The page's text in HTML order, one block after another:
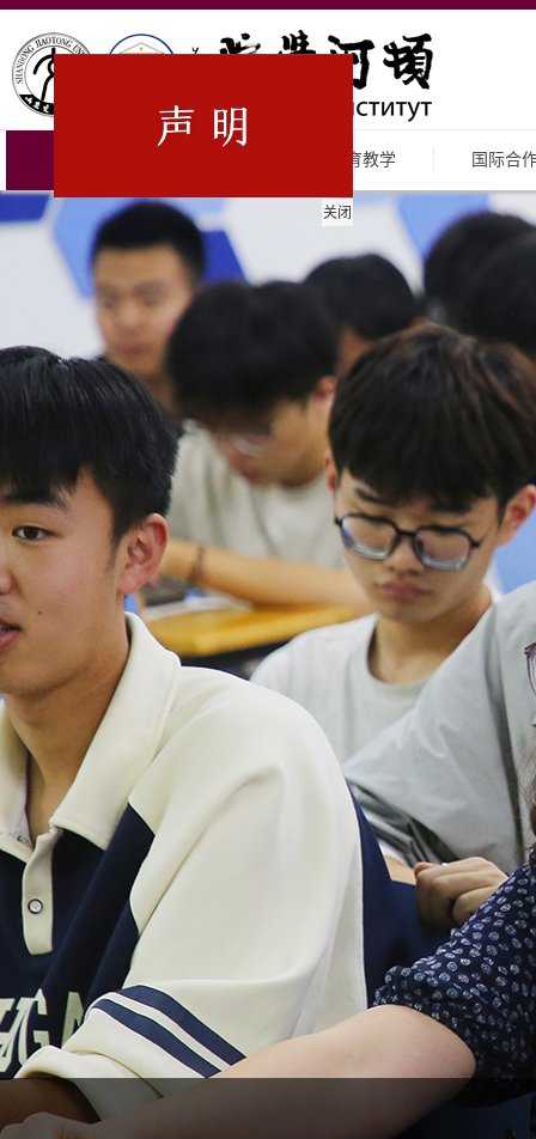
关闭
教育教学 国际合